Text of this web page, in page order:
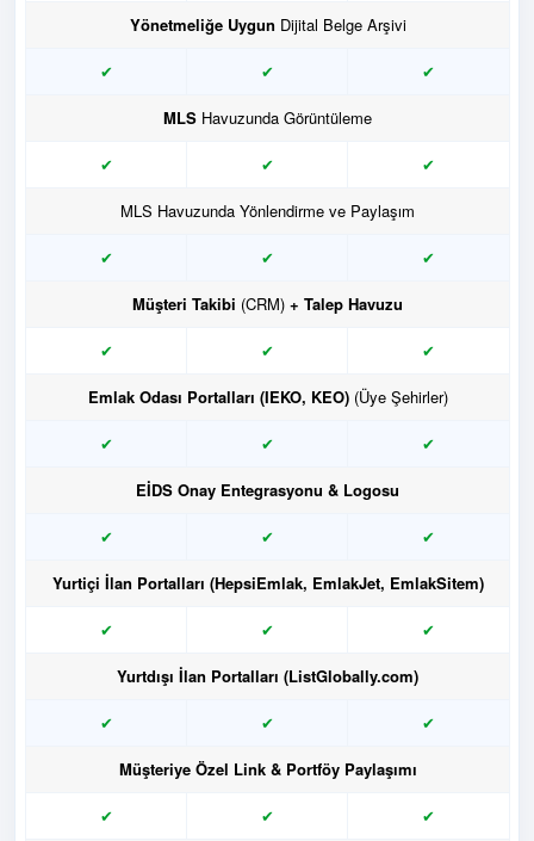
Yönetmeliğe Uygun Dijital Belge Arşivi
✔ ✔ ✔
MLS Havuzunda Görüntüleme
✔ ✔ ✔
MLS Havuzunda Yönlendirme ve Paylaşım
✔ ✔ ✔
Müşteri Takibi (CRM) + Talep Havuzu
✔ ✔ ✔
Emlak Odası Portalları (IEKO, KEO)(Üye Şehirler)
✔ ✔ ✔
EİDS Onay Entegrasyonu & Logosu
✔ ✔ ✔
Yurtiçi İlan Portalları (HepsiEmlak, EmlakJet, EmlakSitem)
✔ ✔ ✔
Yurtdışı İlan Portalları (ListGlobally.com)
✔ ✔ ✔
Müşteriye Özel Link & Portföy Paylaşımı
✔ ✔ ✔